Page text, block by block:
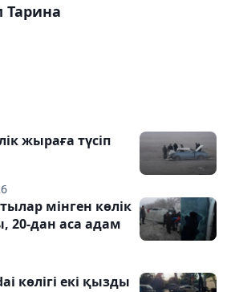
Тарина
жыраға түсіп
мінген көлік
20-дан аса адам
көлігі екі қызды